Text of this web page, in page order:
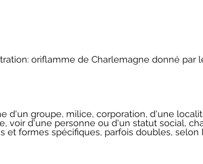
oriflamme de Charlemagne donné par
d'un groupe, milice, corporation, d'une
voir d'une personne ou d'un statut social,
et formes spécifiques, parfois doubles, selon